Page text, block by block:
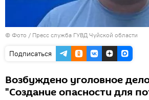
© Фото / Пресс служба ГУВД Чуйской области
Подписаться
Возбуждено уголовное
"Создание опасности для